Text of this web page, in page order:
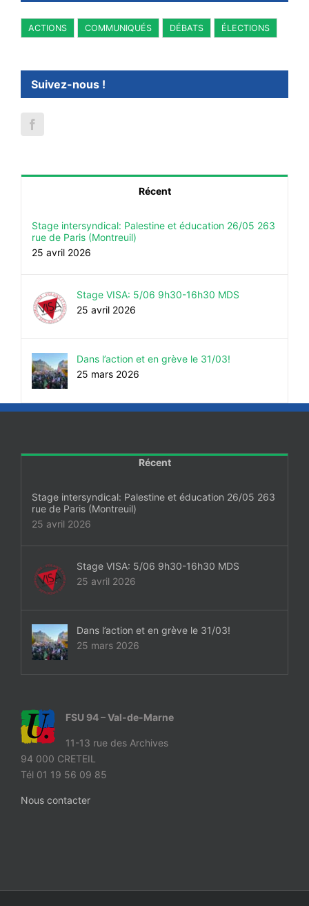
ACTIONS COMMUNIQUÉS DÉBATS ÉLECTIONS
Suivez-nous !
Récent
Stage intersyndical: Palestine et éducation 26/05 263
rue de Paris (Montreuil)
25 avril 2026
Stage VISA: 5/06 9h30-16h30 MDS
25 avril 2026
Dans l’action et en grève le 31/03!
25 mars 2026
Récent
Stage intersyndical: Palestine et éducation 26/05 263
rue de Paris (Montreuil)
25 avril 2026
Stage VISA: 5/06 9h30-16h30 MDS
25 avril 2026
Dans l’action et en grève le 31/03!
25 mars 2026
FSU 94 – Val-de-Marne
11-13 rue des Archives
94 000 CRETEIL
Tél 01 19 56 09 85
Nous contacter